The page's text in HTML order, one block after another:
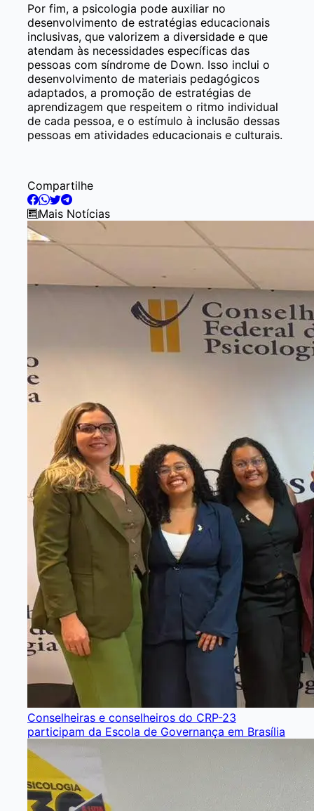
Por fim, a psicologia pode auxiliar no
desenvolvimento de estratégias educacionais
inclusivas, que valorizem a diversidade e que
atendam às necessidades específicas das
pessoas com síndrome de Down. Isso inclui o
desenvolvimento de materiais pedagógicos
adaptados, a promoção de estratégias de
aprendizagem que respeitem o ritmo individual
de cada pessoa, e o estímulo à inclusão dessas
pessoas em atividades educacionais e culturais.
Compartilhe
Mais Notícias
Conselheiras e conselheiros do CRP-23
participam da Escola de Governança em Brasília